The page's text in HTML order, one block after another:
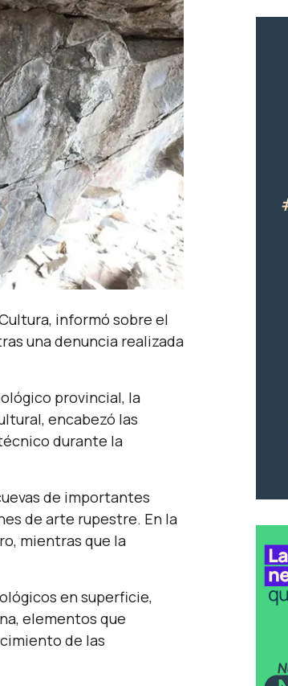
informó sobre el
una denuncia realizada
provincial, la
encabezó las
durante la
de importantes
de arte rupestre. En la
mientras que la
en superficie,
elementos que
de las